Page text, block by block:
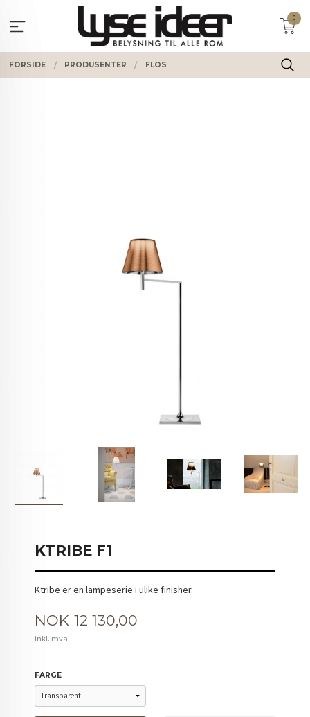
innholdet
0
FORSIDE PRODUSENTER FLOS
KTRIBE F1
Ktribe er en lampeserie i ulike finisher.
Pris
NOK 12 130,00
inkl. mva.
FARGE